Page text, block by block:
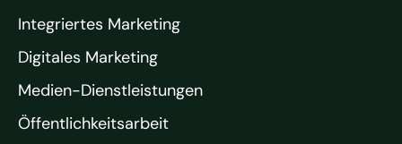
Integriertes Marketing
Digitales Marketing
Medien-Dienstleistungen
Öffentlichkeitsarbeit